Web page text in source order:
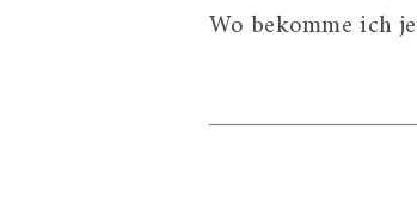
Wo bekomme ich